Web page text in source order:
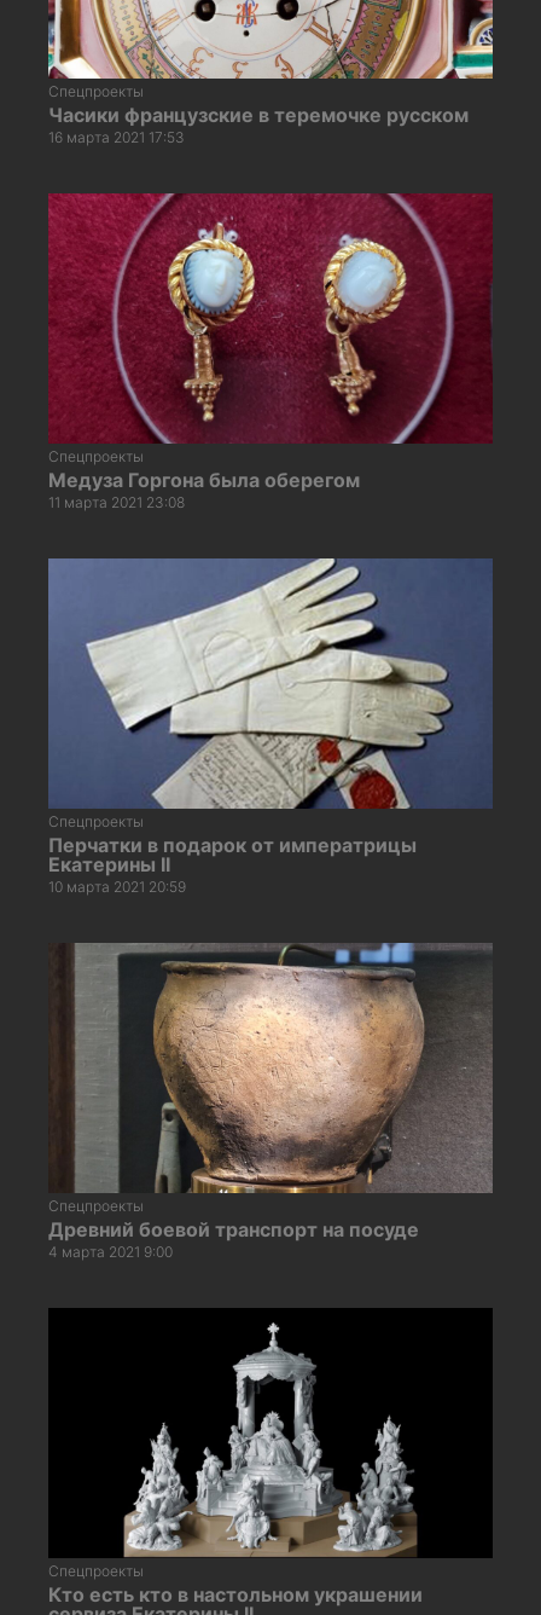
Спецпроекты
Часики французские в теремочке русском
16 марта 2021 17:53
Спецпроекты
Медуза Горгона была оберегом
11 марта 2021 23:08
Спецпроекты
Перчатки в подарок от императрицы
Екатерины II
10 марта 2021 20:59
Спецпроекты
Древний боевой транспорт на посуде
4 марта 2021 9:00
Спецпроекты
Кто есть кто в настольном украшении